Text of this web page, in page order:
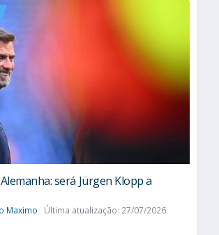
será Jürgen Klopp a
Maximo Última atualização: 27/07/2026